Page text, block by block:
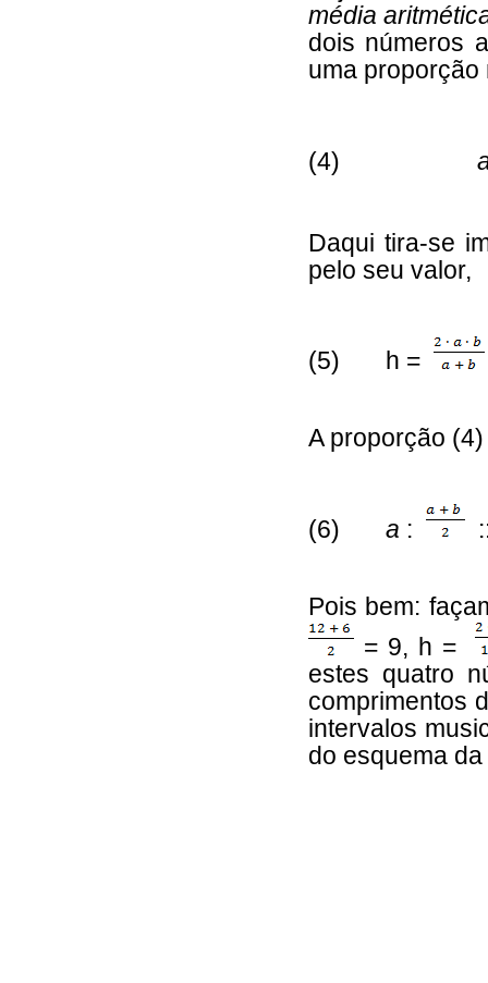
média
dois números
uma
(4)
Daqui tira-se
pelo seu valor,
(5) h =
A proporção
(6) a :
Pois bem:
= 9, h =
estes quatro
comprimentos
intervalos
do esquema da